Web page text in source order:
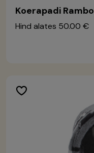
Koerapadi Rambo
Hind alates 50.00 €